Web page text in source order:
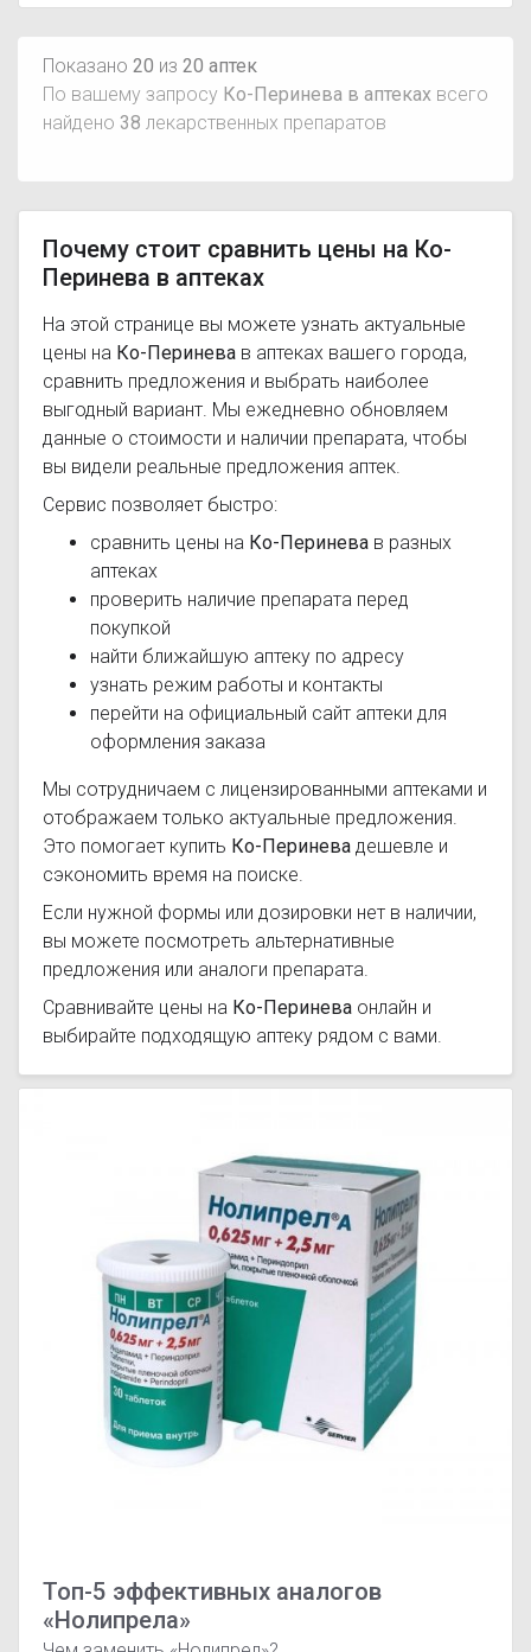
Показано 20 из 20 аптек
По вашему запросу Ко-Перинева в аптеках всего
найдено 38 лекарственных препаратов
Почему стоит сравнить цены на Ко-
Перинева в аптеках
На этой странице вы можете узнать актуальные
цены на Ко-Перинева в аптеках вашего города,
сравнить предложения и выбрать наиболее
выгодный вариант. Мы ежедневно обновляем
данные о стоимости и наличии препарата, чтобы
вы видели реальные предложения аптек.
Сервис позволяет быстро:
сравнить цены на Ко-Перинева в разных
аптеках
проверить наличие препарата перед
покупкой
найти ближайшую аптеку по адресу
узнать режим работы и контакты
перейти на официальный сайт аптеки для
оформления заказа
Мы сотрудничаем с лицензированными аптеками и
отображаем только актуальные предложения.
Это помогает купить Ко-Перинева дешевле и
сэкономить время на поиске.
Если нужной формы или дозировки нет в наличии,
вы можете посмотреть альтернативные
предложения или аналоги препарата.
Сравнивайте цены на Ко-Перинева онлайн и
выбирайте подходящую аптеку рядом с вами.
Топ-5 эффективных аналогов
«Нолипрела»